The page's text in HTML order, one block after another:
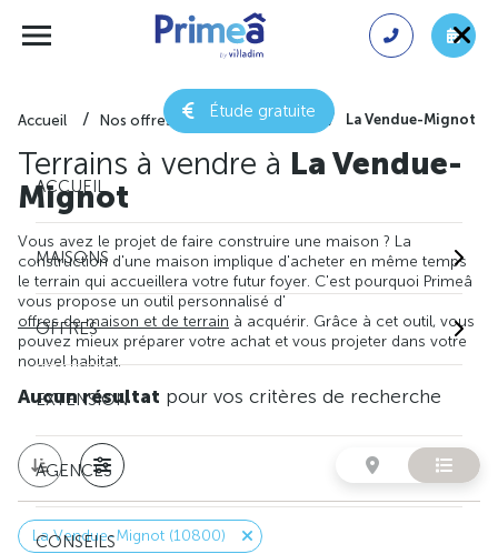
Étude gratuite
ACCUEIL
MAISONS
OFFRES
EXTENSION
AGENCES
CONSEILS
Accueil Nos offres de terrain Aube La Vendue-Mignot
Terrains à vendre à La Vendue-
Mignot
Vous avez le projet de faire construire une maison ? La
construction d'une maison implique d'acheter en même temps
le terrain qui accueillera votre futur foyer. C'est pourquoi Primeâ
vous propose un outil personnalisé d'
offres de maison et de terrain à acquérir. Grâce à cet outil, vous
pouvez mieux préparer votre achat et vous projeter dans votre
nouvel habitat.
Aucun résultat pour vos critères de recherche
La Vendue-Mignot (10800)